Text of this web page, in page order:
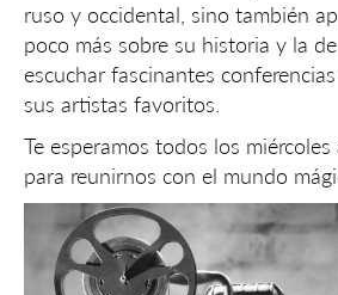
ruso y occidental, sino también
poco más sobre su historia y la de
escuchar fascinantes
sus artistas favoritos.
Te esperamos todos los
para reunirnos con el mundo